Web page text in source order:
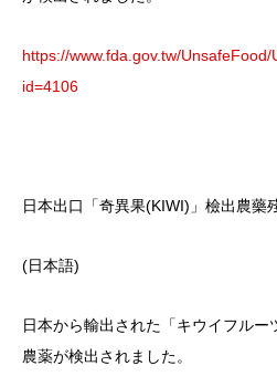
https://www.fda.gov.tw/
id=4106
日本出口「奇異果(KIWI)」檢出農藥
(日本語)
日本から輸出された「キウイフル
農薬が検出されました。